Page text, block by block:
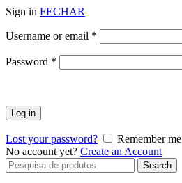
Sign in FECHAR
Username or email *
Password *
Log in
Lost your password?
Remember me
No account yet? Create an Account
Search
for:
Search